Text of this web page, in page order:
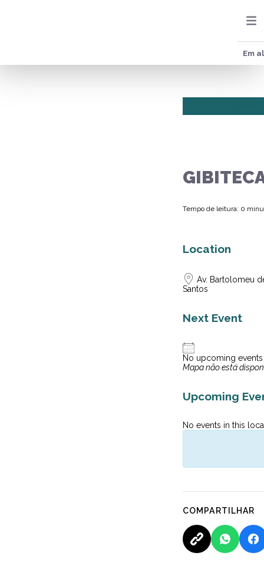
Em
Tempo de leitura: 0
Location
Av. Bartolomeu
Santos
Next Event
No upcoming events
Mapa não está
Upcoming
No events in this
COMPARTILHAR